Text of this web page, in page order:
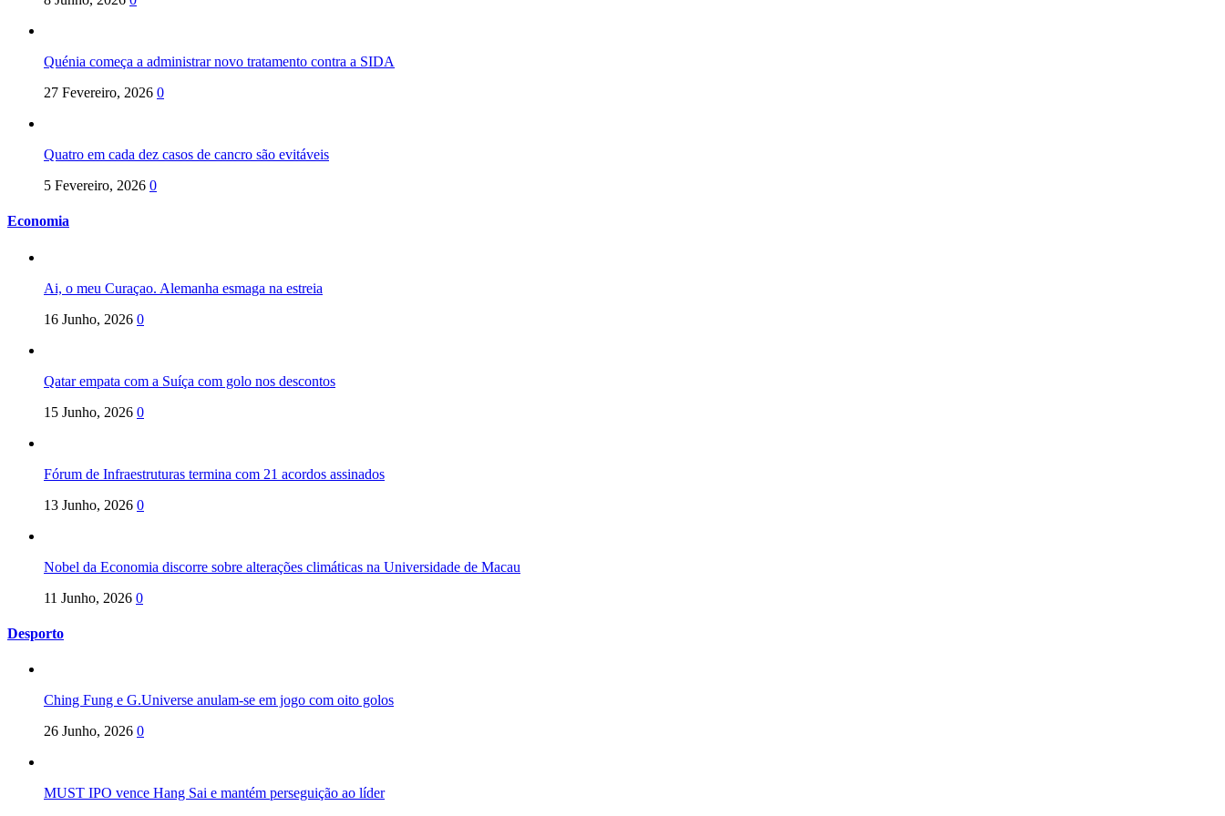
Quénia começa a administrar novo tratamento contra a SIDA
27 Fevereiro, 2026 0
Quatro em cada dez casos de cancro são evitáveis
5 Fevereiro, 2026 0
Economia
Ai, o meu Curaçao. Alemanha esmaga na estreia
16 Junho, 2026 0
Qatar empata com a Suíça com golo nos descontos
15 Junho, 2026 0
Fórum de Infraestruturas termina com 21 acordos assinados
13 Junho, 2026 0
Nobel da Economia discorre sobre alterações climáticas na Universidade de Macau
11 Junho, 2026 0
Desporto
Ching Fung e G.Universe anulam-se em jogo com oito golos
26 Junho, 2026 0
MUST IPO vence Hang Sai e mantém perseguição ao líder